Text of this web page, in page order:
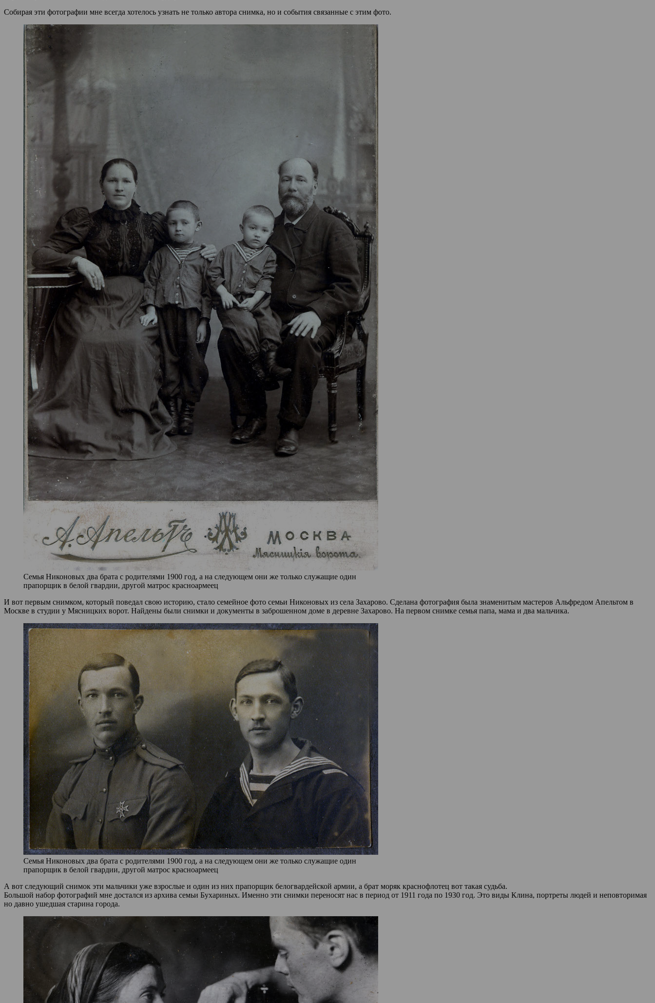
Собирая эти фотографии мне всегда хотелось узнать не только автора снимка, но и события связанные с этим фото.
Семья Никоновых два брата с родителями 1900 год, а на следующем они же только служащие один
прапорщик в белой гвардии, другой матрос красноармеец
И вот первым снимком, который поведал свою историю, стало семейное фото семьи Никоновых из села Захарово. Сделана фотография была знаменитым мастеров Альфредом Апельтом в
Москве в студии у Мясницких ворот. Найдены были снимки и документы в заброшенном доме в деревне Захарово. На первом снимке семья папа, мама и два мальчика.
Семья Никоновых два брата с родителями 1900 год, а на следующем они же только служащие один
прапорщик в белой гвардии, другой матрос красноармеец
А вот следующий снимок эти мальчики уже взрослые и один из них прапорщик белогвардейской армии, а брат моряк краснофлотец вот такая судьба.
Большой набор фотографий мне достался из архива семьи Бухариных. Именно эти снимки переносят нас в период от 1911 года по 1930 год. Это виды Клина, портреты людей и неповторимая
но давно ушедшая старина города.